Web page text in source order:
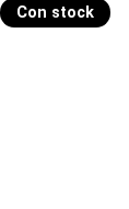
Con stock